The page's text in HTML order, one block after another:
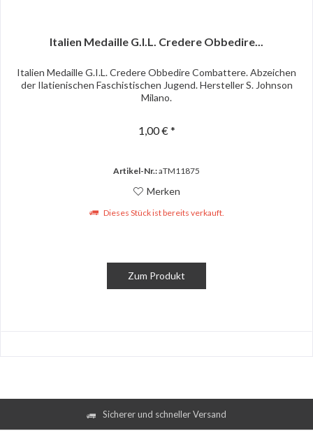
Italien Medaille G.I.L. Credere Obbedire...
Italien Medaille G.I.L. Credere Obbedire Combattere. Abzeichen
der Ilatienischen Faschistischen Jugend. Hersteller S. Johnson
Milano.
1,00 € *
Artikel-Nr.:aTM11875
Merken
Dieses Stück ist bereits verkauft.
Zum Produkt
Sicherer und schneller Versand